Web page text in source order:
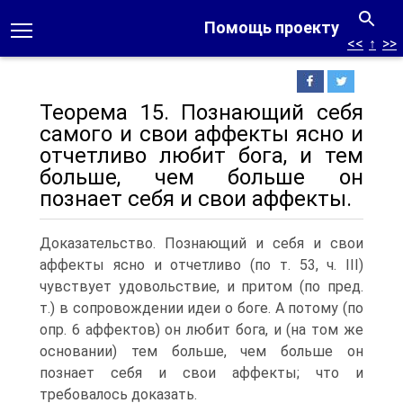
Помощь проекту
<< ↑ >>
Теорема 15. Познающий себя
самого и свои аффекты ясно и
отчетливо любит бога, и тем
больше, чем больше он
познает себя и свои аффекты.
Доказательство. Познающий и себя и свои
аффекты ясно и отчетливо (по т. 53, ч. III)
чувствует удовольствие, и притом (по пред.
т.) в сопровождении идеи о боге. А потому (по
опр. 6 аффектов) он любит бога, и (на том же
основании) тем больше, чем больше он
познает себя и свои аффекты; что и
требовалось доказать.